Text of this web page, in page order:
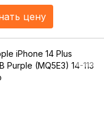
цену